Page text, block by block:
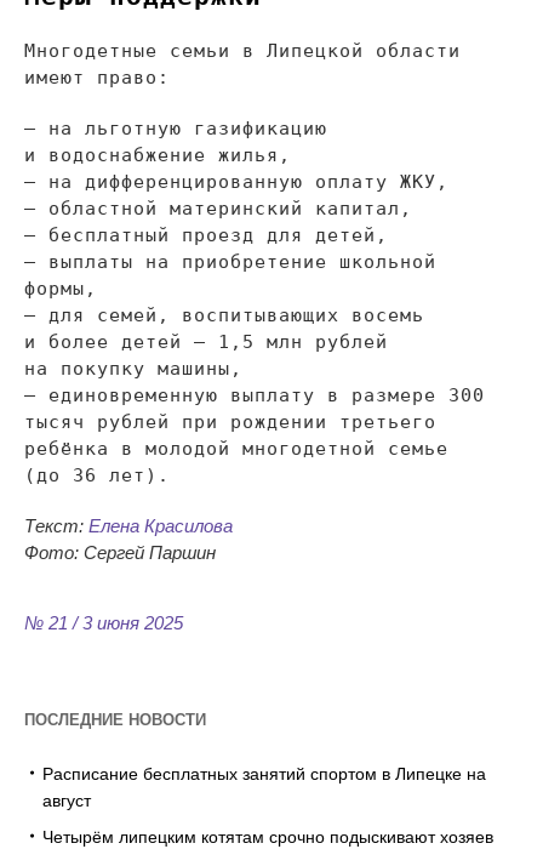
Многодетные семьи в
Липецкой области
имеют право:
— на
льготную газификацию
и
водоснабжение жилья,
—
на
дифференцированную оплату ЖКУ,
—
областной материнский капитал,
—
бесплатный проезд для детей,
—
выплаты на
приобретение школьной
формы,
—
для семей, воспитывающих восемь
и
более детей — 1,5 млн
рублей
на
покупку машины,
—
единовременную выплату в
размере 300
тысяч рублей при рождении третьего
ребёнка в
молодой многодетной семье
(до
36 лет).
Текст: Елена Красилова
Фото: Сергей Паршин
№ 21 / 3 июня 2025
ПОСЛЕДНИЕ НОВОСТИ
Расписание бесплатных занятий спортом в Липецке на
август
Четырём липецким котятам срочно подыскивают хозяев